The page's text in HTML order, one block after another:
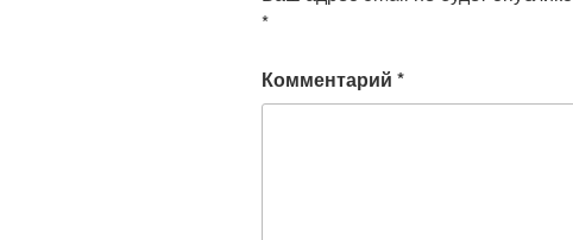
*
Комментарий *